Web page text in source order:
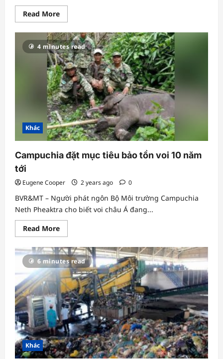
Read MoreRead
more
Giới
khoa
học
lo
ngại
virus
corona
từ
chồn
có
thể
gây
đột
biến
và
giảm
ứng
với
4 minutes read
Khác
Campuchia đặt mục tiêu bảo tồn voi 10 năm
tới
Eugene Cooper 2 years ago 0
BVR&MT – Người phát ngôn Bộ Môi trường Campuchia
Neth Pheaktra cho biết voi châu Á đang...
Read MoreRead
more
Campuchia
đặt
mục
tiêu
bảo
tồn
voi
10
năm
tới
6 minutes read
Khác